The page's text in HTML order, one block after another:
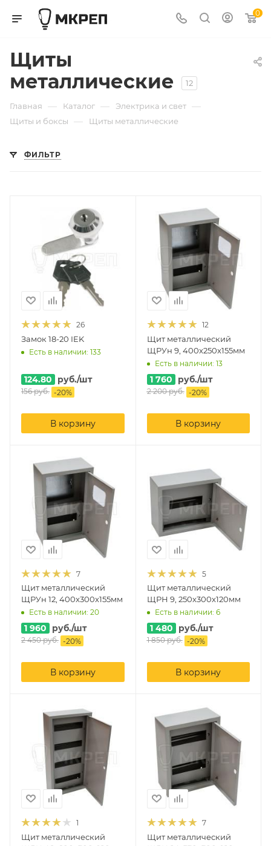
0
Щиты
металлические
12
Главная — Каталог — Электрика и свет —
Щиты и боксы — Щиты металлические
ФИЛЬТР
26
Замок 18-20 IEK
Есть в наличии: 133
124.80 руб./шт
156руб. -20%
В корзину
12
Щит металлический
ЩРУн 9, 400x250x155мм
Есть в наличии: 13
1 760 руб./шт
2 200руб. -20%
В корзину
7
Щит металлический
ЩРУн 12, 400x300x155мм
Есть в наличии: 20
1 960 руб./шт
2 450руб. -20%
В корзину
5
Щит металлический
ЩРН 9, 250x300x120мм
Есть в наличии: 6
1 480 руб./шт
1 850руб. -20%
В корзину
1
Щит металлический
7
Щит металлический